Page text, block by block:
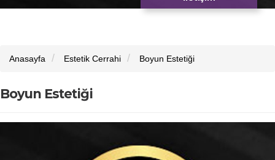
Anasayfa Estetik Cerrahi Boyun Estetiği
Boyun Estetiği